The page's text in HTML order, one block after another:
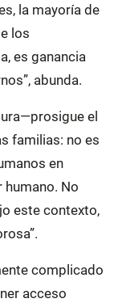
la mayoría de
los
es ganancia
abunda.
el
familias: no es
en
No
este contexto,
complicado
acceso